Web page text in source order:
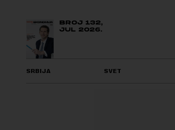
BROJ 132,
JUL 2026.
SRBIJA SVET